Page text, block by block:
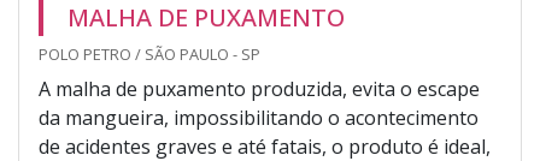
MALHA DE PUXAMENTO
POLO PETRO / SÃO PAULO - SP
A malha de puxamento produzida, evita o escape
da mangueira, impossibilitando o acontecimento
de acidentes graves e até fatais, o produto é ideal,